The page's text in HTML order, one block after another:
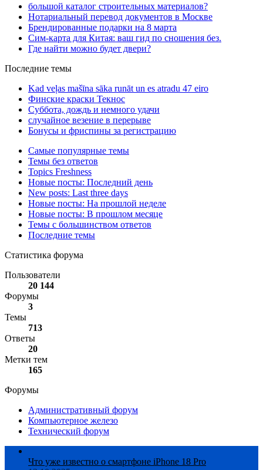
большой каталог строительных материалов?
Нотариальный перевод документов в Москве
Брендированные подарки на 8 марта
Сим-карта для Китая: ваш гид по сношения без.
Где найти можно будет двери?
Последние темы
Kad veļas mašīna sāka runāt un es atradu 47 eiro
Финские краски Текнос
Суббота, дождь и немного удачи
случайное везение в перерыве
Бонусы и фриспины за регистрацию
Самые популярные темы
Темы без ответов
Topics Freshness
Новые посты: Последний день
New posts: Last three days
Новые посты: На прошлой неделе
Новые посты: В прошлом месяце
Темы с большинством ответов
Последние темы
Статистика форума
Пользователи
20 144
Форумы
3
Темы
713
Ответы
20
Метки тем
165
Форумы
Административный форум
Компьютерное железо
Технический форум
Что уже известно о смартфоне iPhone 18 Pro